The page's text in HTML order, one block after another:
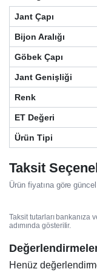
Jant Çapı
Bijon Aralığı
Göbek Çapı
Jant Genişliği
Renk
ET Değeri
Ürün Tipi
Taksit
Ürün fiyatına göre
Taksit tutarları bankanıza
adımında gösterilir.
Henüz